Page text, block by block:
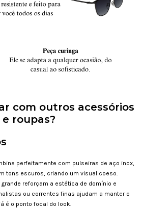
com outros acessórios
e roupas?
perfeitamente com pulseiras de aço inox,
tons escuros, criando um visual coeso.
reforçam a estética de domínio e
ou correntes finas ajudam a manter o
é o ponto focal do look.